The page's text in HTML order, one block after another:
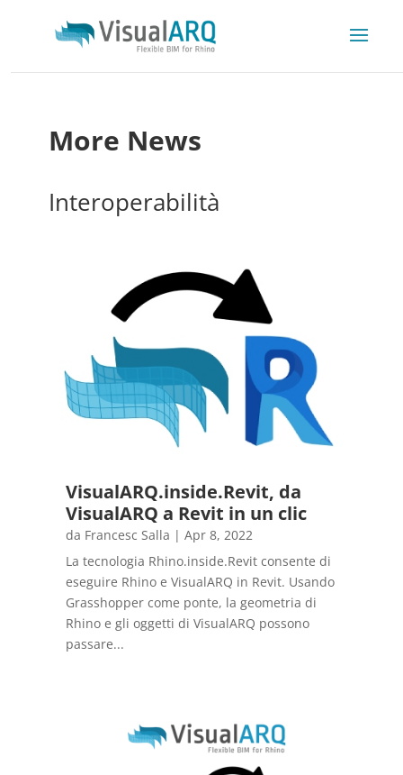
More News
Interoperabilità
VisualARQ.inside.Revit, da
VisualARQ a Revit in un clic
da Francesc Salla |Apr 8, 2022
La tecnologia Rhino.inside.Revit consente di
eseguire Rhino e VisualARQ in Revit. Usando
Grasshopper come ponte, la geometria di
Rhino e gli oggetti di VisualARQ possono
passare...